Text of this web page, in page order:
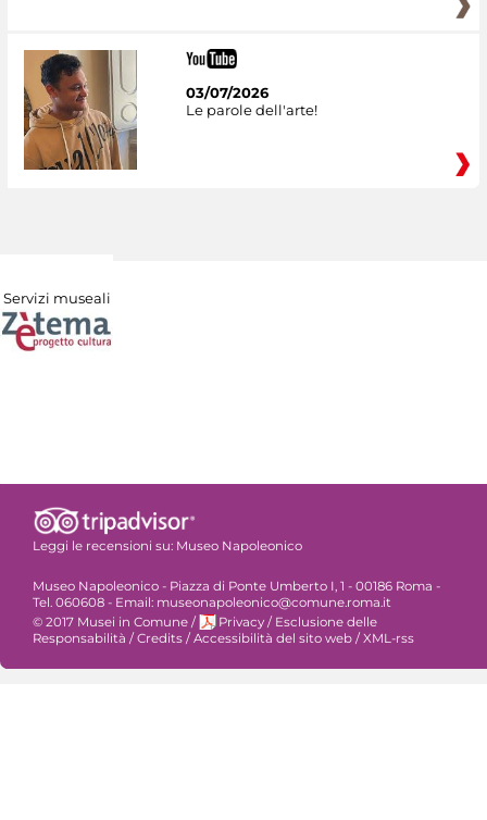
03/07/2026
Le parole dell'arte!
Servizi museali
Leggi le recensioni su: Museo Napoleonico
Museo Napoleonico - Piazza di Ponte Umberto I, 1 - 00186 Roma -
Tel. 060608 - Email: museonapoleonico@comune.roma.it
© 2017 Musei in Comune / Privacy / Esclusione delle
Responsabilità /Credits /Accessibilità del sito web /XML-rss